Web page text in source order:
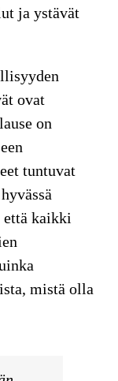
ja ystävät
ovat
on
tuntuvat
että kaikki
mistä olla